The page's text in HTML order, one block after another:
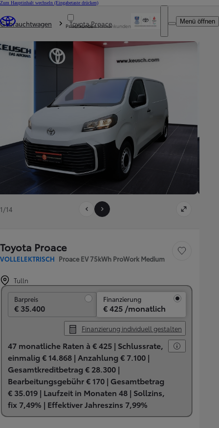
Zum Hauptinhalt wechseln (Eingabetaste drücken)
Privatkunden Firmenkunden
Menü öffnen
Du bist hier
Gebrauchtwagen Toyota Proace
1/14
Toyota Proace
VOLLELEKTRISCH Proace EV 75kWh ProWork Medium
Fahrzeug speichern
Tulln
Barpreis
€ 35.400
Finanzierung
€ 425 /monatlich
Finanzierung individuell gestalten
47 monatliche Raten à € 425 | Schlussrate,
einmalig € 14.868 | Anzahlung € 7.100 |
Gesamtkreditbetrag € 28.300 |
Bearbeitungsgebühr € 170 | Gesamtbetrag
€ 35.019 | Laufzeit in Monaten 48 | Sollzins,
fix 7,49% | Effektiver Jahreszins 7,99%